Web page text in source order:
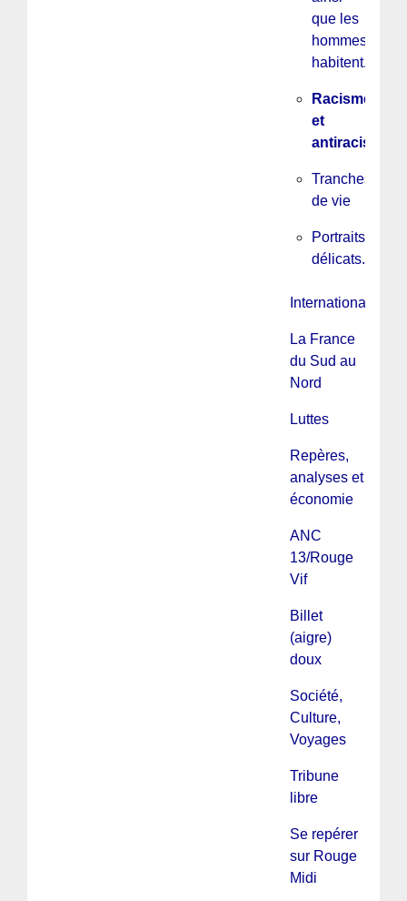
que les
hommes
habitent...
Racisme
et
antiracisme
Tranches
de vie
Portraits
délicats...
International
La France
du Sud au
Nord
Luttes
Repères,
analyses et
économie
ANC
13/Rouge
Vif
Billet
(aigre)
doux
Société,
Culture,
Voyages
Tribune
libre
Se repérer
sur Rouge
Midi